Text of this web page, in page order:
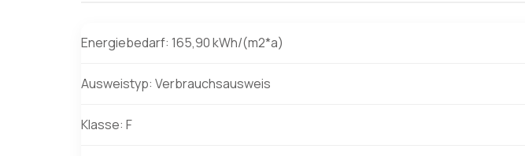
Energiebedarf: 165,90 kWh/(m2*a)
Ausweistyp: Verbrauchsausweis
Klasse: F